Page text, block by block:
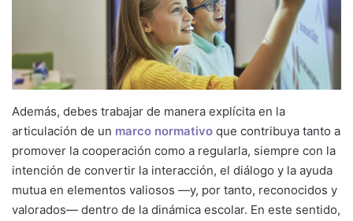
Además, debes trabajar de manera explícita en la
articulación de un marco normativo que contribuya tanto a
promover la cooperación como a regularla, siempre con la
intención de convertir la interacción, el diálogo y la ayuda
mutua en elementos valiosos —y, por tanto, reconocidos y
valorados— dentro de la dinámica escolar. En este sentido,